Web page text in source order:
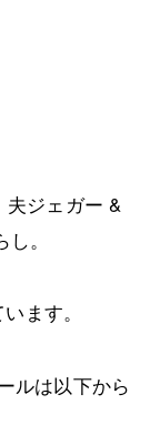
夫ジェガー &
。
ます。
ルは以下から